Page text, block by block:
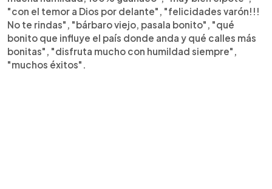
"con el temor a Dios por delante", "felicidades varón!!!
No te rindas", "bárbaro viejo, pasala bonito", "qué
bonito que influye el país donde anda y qué calles más
bonitas", "disfruta mucho con humildad siempre",
"muchos éxitos".